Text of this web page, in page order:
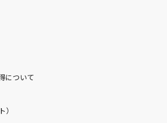
について
）